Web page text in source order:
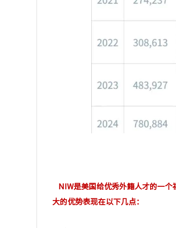
NIW是美国给优秀外籍人才的一
大的优势表现在以下几点：